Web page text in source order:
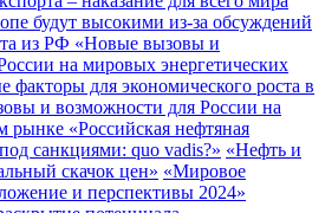
будут высокими из-за обсуждений
из РФ «Новые вызовы и
на мировых энергетических
факторы для экономического роста в
и возможности для России на
рынке «Российская нефтяная
санкциями: quo vadis?» «Нефть и
скачок цен» «Мировое
и перспективы 2024»